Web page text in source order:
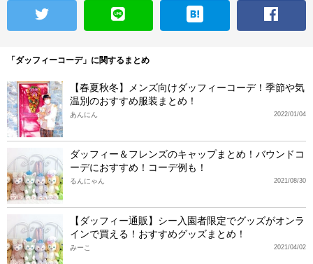
「ダッフィーコーデ」に関するまとめ
【春夏秋冬】メンズ向けダッフィーコーデ！季節や気
温別のおすすめ服装まとめ！
2022/01/04
あんにん
ダッフィー＆フレンズのキャップまとめ！バウンドコ
ーデにおすすめ！コーデ例も！
2021/08/30
るんにゃん
【ダッフィー通販】シー入園者限定でグッズがオンラ
インで買える！おすすめグッズまとめ！
2021/04/02
みーこ